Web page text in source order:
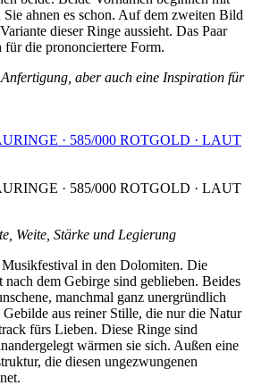
ahnen es schon. Auf dem zweiten Bild
dieser Ringe aussieht. Das Paar
für die prononciertere Form.
aber auch eine Inspiration für
· 585/000 ROTGOLD · LAUT
· 585/000 ROTGOLD · LAUT
Weite, Stärke und Legierung
Musikfestival in den Dolomiten. Die
dem Gebirge sind geblieben. Beides
manchmal ganz unergründlich
aus reiner Stille, die nur die Natur
fürs Lieben. Diese Ringe sind
wärmen sie sich. Außen eine
die diesen ungezwungenen